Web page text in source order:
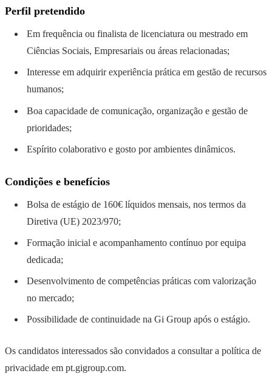
Perfil pretendido
Em frequência ou finalista de licenciatura ou mestrado em
Ciências Sociais, Empresariais ou áreas relacionadas;
Interesse em adquirir experiência prática em gestão de recursos
humanos;
Boa capacidade de comunicação, organização e gestão de
prioridades;
Espírito colaborativo e gosto por ambientes dinâmicos.
Condições e benefícios
Bolsa de estágio de 160€ líquidos mensais, nos termos da
Diretiva (UE) 2023/970;
Formação inicial e acompanhamento contínuo por equipa
dedicada;
Desenvolvimento de competências práticas com valorização
no mercado;
Possibilidade de continuidade na Gi Group após o estágio.
Os candidatos interessados são convidados a consultar a política de
privacidade em pt.gigroup.com.